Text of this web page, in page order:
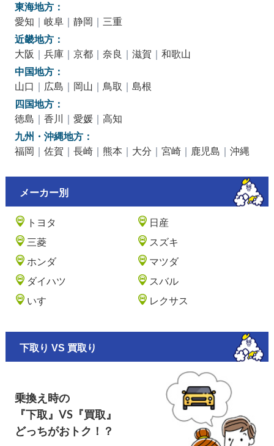
東海地方：
愛知 ｜ 岐阜｜ 静岡 ｜ 三重
近畿地方：
大阪 ｜ 兵庫｜ 京都｜ 奈良 ｜ 滋賀 ｜ 和歌山
中国地方：
山口 ｜ 広島 ｜ 岡山 ｜ 鳥取 ｜ 島根
四国地方：
徳島 ｜ 香川 ｜ 愛媛｜ 高知
九州・沖縄地方：
福岡 ｜ 佐賀 ｜ 長崎｜ 熊本 ｜ 大分 ｜ 宮崎｜ 鹿児島 ｜ 沖縄
メーカー別
トヨタ
日産
三菱
スズキ
ホンダ
マツダ
ダイハツ
スバル
いすゞ
レクサス
下取り VS 買取り
乗換え時の
『下取』VS『買取』
どっちがおトク！？